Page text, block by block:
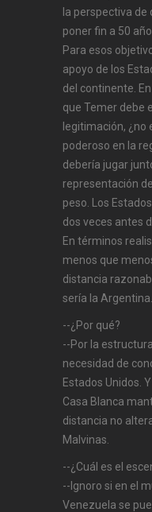
la perspectiva de
poner fin a 50
Para esos
apoyo de los
del continente.
que Temer debe
legitimación, ¿no
poderoso en la
debería jugar
representación
peso. Los
dos veces antes
En términos
menos que
distancia
sería la Argentina.
--¿Por qué?
--Por la
necesidad de
Estados Unidos.
Casa Blanca
distancia no
Malvinas.
--¿Cuál es el
--Ignoro si en el
Venezuela se